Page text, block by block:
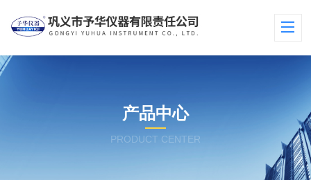
产品中心
PRODUCT CENTER